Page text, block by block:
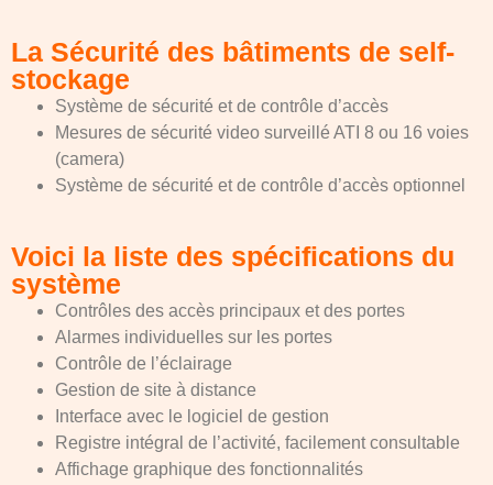
La Sécurité des bâtiments de self-
stockage
Système de sécurité et de contrôle d’accès
Mesures de sécurité video surveillé ATI 8 ou 16 voies
(camera)
Système de sécurité et de contrôle d’accès optionnel
Voici la liste des spécifications du
système
Contrôles des accès principaux et des portes
Alarmes individuelles sur les portes
Contrôle de l’éclairage
Gestion de site à distance
Interface avec le logiciel de gestion
Registre intégral de l’activité, facilement consultable
Affichage graphique des fonctionnalités